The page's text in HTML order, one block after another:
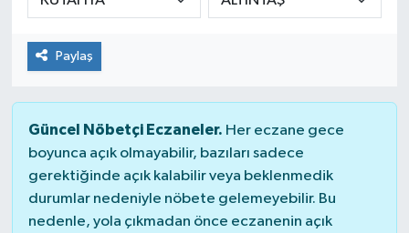
Paylaş
Güncel Nöbetçi Eczaneler. Her eczane gece
boyunca açık olmayabilir, bazıları sadece
gerektiğinde açık kalabilir veya beklenmedik
durumlar nedeniyle nöbete gelemeyebilir. Bu
nedenle, yola çıkmadan önce eczanenin açık